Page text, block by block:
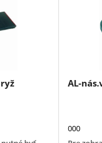
AL-
000